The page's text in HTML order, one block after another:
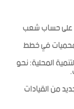
على حساب شعب
في خطط
المحلية: نحو
من القيادات